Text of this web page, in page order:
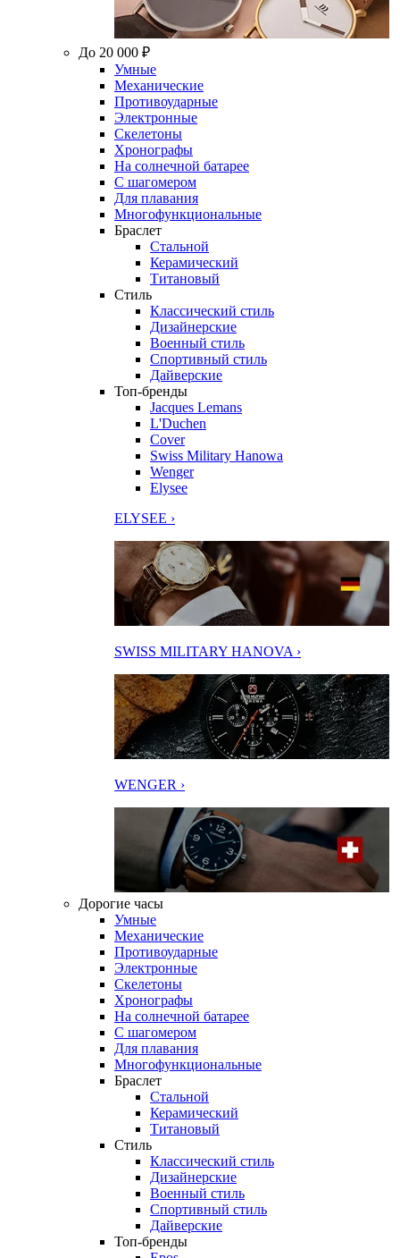
До 20 000 ₽
Умные
Механические
Противоударные
Электронные
Скелетоны
Хронографы
На солнечной батарее
С шагомером
Для плавания
Многофункциональные
Браслет
Стальной
Керамический
Титановый
Стиль
Классический стиль
Дизайнерские
Военный стиль
Спортивный стиль
Дайверские
Топ-бренды
Jacques Lemans
L'Duchen
Cover
Swiss Military Hanowa
Wenger
Elysee
ELYSEE ›
SWISS MILITARY HANOVA ›
WENGER ›
Дорогие часы
Умные
Механические
Противоударные
Электронные
Скелетоны
Хронографы
На солнечной батарее
С шагомером
Для плавания
Многофункциональные
Браслет
Стальной
Керамический
Титановый
Стиль
Классический стиль
Дизайнерские
Военный стиль
Спортивный стиль
Дайверские
Топ-бренды